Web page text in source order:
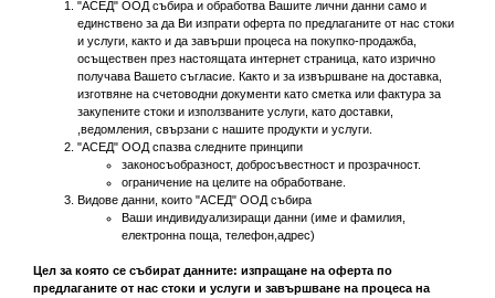
"АСЕД" ООД събира и обработва Вашите лични данни само и
единствено за да Ви изпрати оферта по предлаганите от нас стоки
и услуги, както и да завърши процеса на покупко-продажба,
осъществен през настоящата интернет страница, като изрично
получава Вашето съгласие. Както и за извършване на доставка,
изготвяне на счетоводни документи като сметка или фактура за
закупените стоки и използваните услуги, като доставки,
,ведомления, свързани с нашите продукти и услуги.
"АСЕД" ООД спазва следните принципи
законосъобразност, добросъвестност и прозрачност.
ограничение на целите на обработване.
Видове данни, които "АСЕД" ООД събира
Ваши индивидуализиращи данни (име и фамилия,
електронна поща, телефон,адрес)
Цел за която се събират данните: изпращане на оферта по
предлаганите от нас стоки и услуги и завършване на процеса на